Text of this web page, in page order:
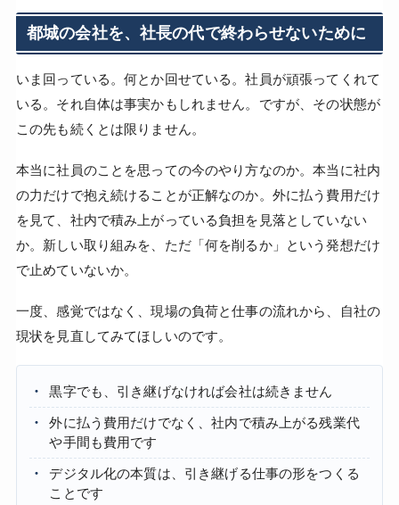
都城の会社を、社長の代で終わらせないために
いま回っている。何とか回せている。社員が頑張ってくれて
いる。それ自体は事実かもしれません。ですが、その状態が
この先も続くとは限りません。
本当に社員のことを思っての今のやり方なのか。本当に社内
の力だけで抱え続けることが正解なのか。外に払う費用だけ
を見て、社内で積み上がっている負担を見落としていない
か。新しい取り組みを、ただ「何を削るか」という発想だけ
で止めていないか。
一度、感覚ではなく、現場の負荷と仕事の流れから、自社の
現状を見直してみてほしいのです。
黒字でも、引き継げなければ会社は続きません
外に払う費用だけでなく、社内で積み上がる残業代
や手間も費用です
デジタル化の本質は、引き継げる仕事の形をつくる
ことです